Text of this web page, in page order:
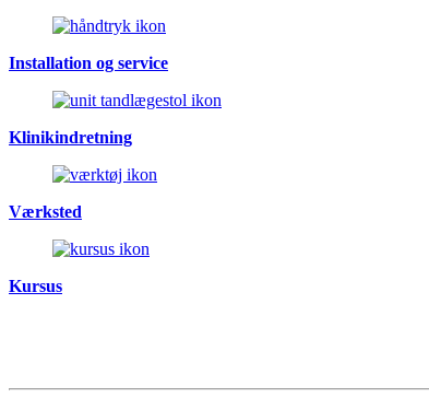
Installation og service
Klinikindretning
Værksted
Kursus